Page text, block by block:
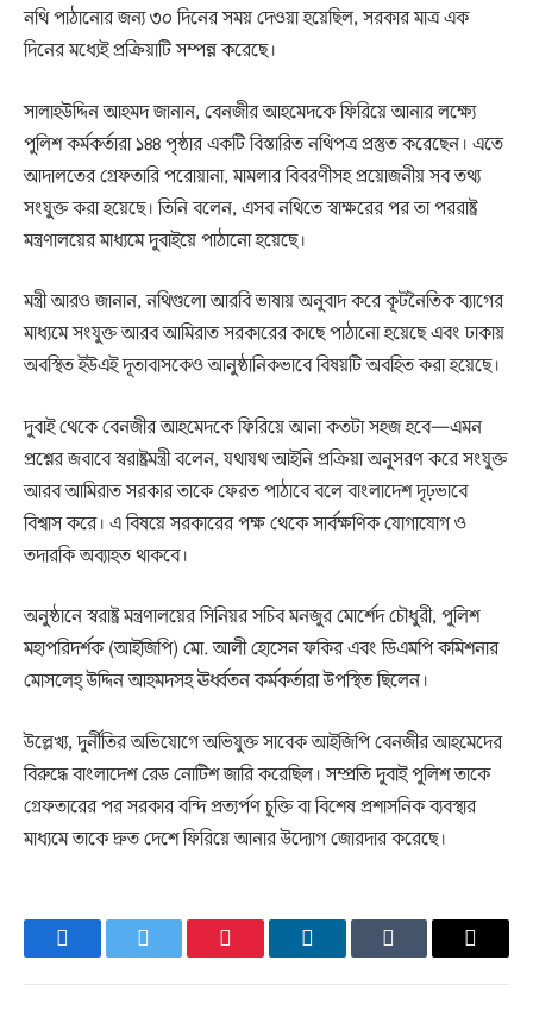
নথি পাঠানোর জন্য ৩০ দিনের সময় দেওয়া হয়েছিল, সরকার মাত্র এক
দিনের মধ্যেই প্রক্রিয়াটি সম্পন্ন করেছে।
সালাহউদ্দিন আহমদ জানান, বেনজীর আহমেদকে ফিরিয়ে আনার লক্ষ্যে
পুলিশ কর্মকর্তারা ১৪৪ পৃষ্ঠার একটি বিস্তারিত নথিপত্র প্রস্তুত করেছেন। এতে
আদালতের গ্রেফতারি পরোয়ানা, মামলার বিবরণীসহ প্রয়োজনীয় সব তথ্য
সংযুক্ত করা হয়েছে। তিনি বলেন, এসব নথিতে স্বাক্ষরের পর তা পররাষ্ট্র
মন্ত্রণালয়ের মাধ্যমে দুবাইয়ে পাঠানো হয়েছে।
মন্ত্রী আরও জানান, নথিগুলো আরবি ভাষায় অনুবাদ করে কূটনৈতিক ব্যাগের
মাধ্যমে সংযুক্ত আরব আমিরাত সরকারের কাছে পাঠানো হয়েছে এবং ঢাকায়
অবস্থিত ইউএই দূতাবাসকেও আনুষ্ঠানিকভাবে বিষয়টি অবহিত করা হয়েছে।
দুবাই থেকে বেনজীর আহমেদকে ফিরিয়ে আনা কতটা সহজ হবে—এমন
প্রশ্নের জবাবে স্বরাষ্ট্রমন্ত্রী বলেন, যথাযথ আইনি প্রক্রিয়া অনুসরণ করে সংযুক্ত
আরব আমিরাত সরকার তাকে ফেরত পাঠাবে বলে বাংলাদেশ দৃঢ়ভাবে
বিশ্বাস করে। এ বিষয়ে সরকারের পক্ষ থেকে সার্বক্ষণিক যোগাযোগ ও
তদারকি অব্যাহত থাকবে।
অনুষ্ঠানে স্বরাষ্ট্র মন্ত্রণালয়ের সিনিয়র সচিব মনজুর মোর্শেদ চৌধুরী, পুলিশ
মহাপরিদর্শক (আইজিপি) মো. আলী হোসেন ফকির এবং ডিএমপি কমিশনার
মোসলেহ্ উদ্দিন আহমদসহ ঊর্ধ্বতন কর্মকর্তারা উপস্থিত ছিলেন।
উল্লেখ্য, দুর্নীতির অভিযোগে অভিযুক্ত সাবেক আইজিপি বেনজীর আহমেদের
বিরুদ্ধে বাংলাদেশ রেড নোটিশ জারি করেছিল। সম্প্রতি দুবাই পুলিশ তাকে
গ্রেফতারের পর সরকার বন্দি প্রত্যর্পণ চুক্তি বা বিশেষ প্রশাসনিক ব্যবস্থার
মাধ্যমে তাকে দ্রুত দেশে ফিরিয়ে আনার উদ্যোগ জোরদার করেছে।
FacebookTwitter PinterestLinkedInTumblr Email